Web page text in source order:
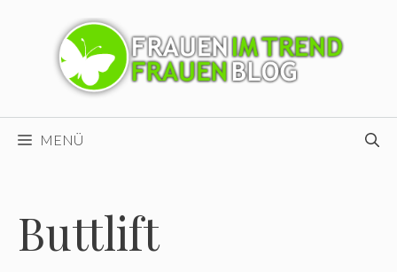
MENÜ
Buttlift